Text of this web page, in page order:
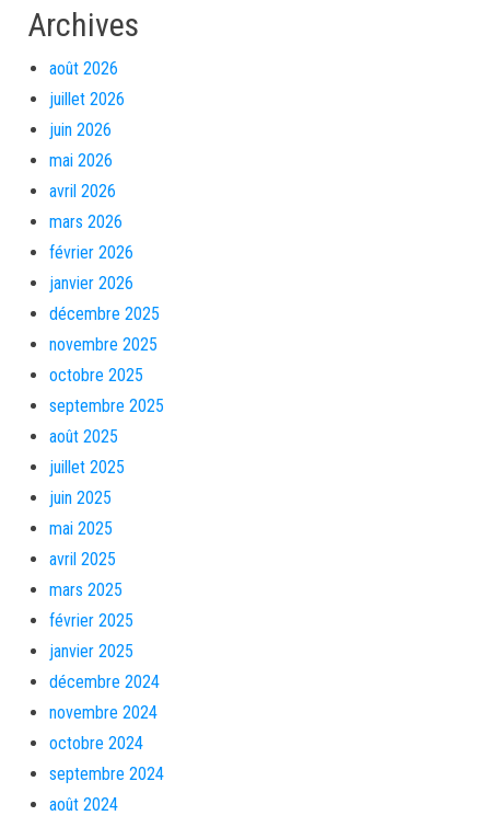
Archives
août 2026
juillet 2026
juin 2026
mai 2026
avril 2026
mars 2026
février 2026
janvier 2026
décembre 2025
novembre 2025
octobre 2025
septembre 2025
août 2025
juillet 2025
juin 2025
mai 2025
avril 2025
mars 2025
février 2025
janvier 2025
décembre 2024
novembre 2024
octobre 2024
septembre 2024
août 2024